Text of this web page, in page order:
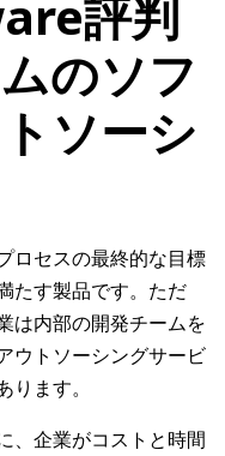
評判
のソフ
ソーシ
ロセスの最終的な目標
たす製品です。ただ
は内部の開発チームを
ウトソーシングサービ
ます。
、企業がコストと時間